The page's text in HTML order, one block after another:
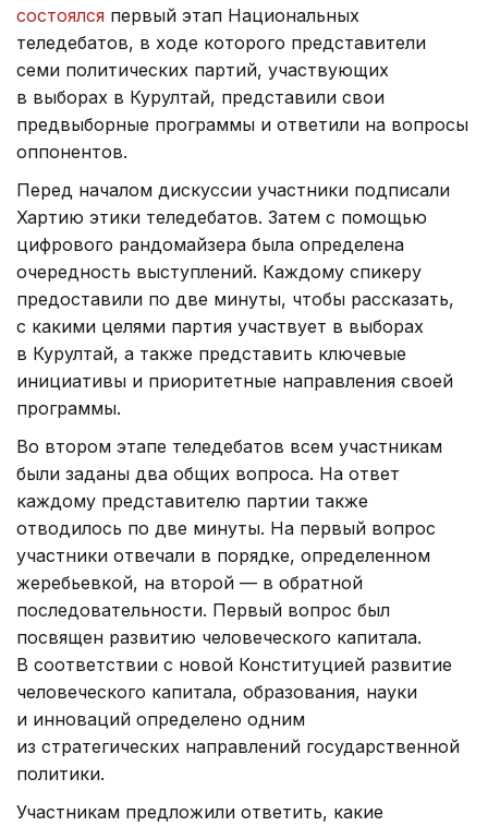
состоялся первый этап Национальных
теледебатов, в ходе которого представители
семи политических партий, участвующих
в выборах в Курултай, представили свои
предвыборные программы и ответили на вопросы
оппонентов.
Перед началом дискуссии участники подписали
Хартию этики теледебатов. Затем с помощью
цифрового рандомайзера была определена
очередность выступлений. Каждому спикеру
предоставили по две минуты, чтобы рассказать,
с какими целями партия участвует в выборах
в Курултай, а также представить ключевые
инициативы и приоритетные направления своей
программы.
Во втором этапе теледебатов всем участникам
были заданы два общих вопроса. На ответ
каждому представителю партии также
отводилось по две минуты. На первый вопрос
участники отвечали в порядке, определенном
жеребьевкой, на второй — в обратной
последовательности. Первый вопрос был
посвящен развитию человеческого капитала.
В соответствии с новой Конституцией развитие
человеческого капитала, образования, науки
и инноваций определено одним
из стратегических направлений государственной
политики.
Участникам предложили ответить, какие